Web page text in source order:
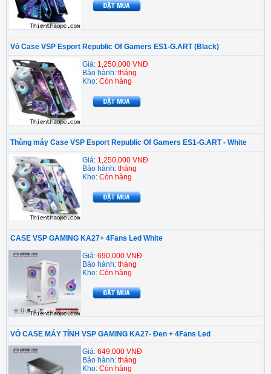
Vỏ Case VSP Esport Republic Of Gamers ES1-G.ART (Black)
Giá: 1,250,000 VNĐ
Bảo hành: tháng
Kho: Còn hàng
Thùng máy Case VSP Esport Republic Of Gamers ES1-G.ART - White
Giá: 1,250,000 VNĐ
Bảo hành: tháng
Kho: Còn hàng
CASE VSP GAMING KA27+ 4Fans Led White
Giá: 690,000 VNĐ
Bảo hành: tháng
Kho: Còn hàng
VỎ CASE MÁY TÍNH VSP GAMING KA27- Đen + 4Fans Led
Giá: 649,000 VNĐ
Bảo hành: tháng
Kho: Còn hàng